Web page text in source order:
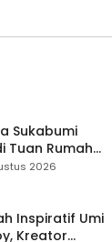
Sukabumi
Tuan Rumah
Batu Akik
2026
Inspiratif Umi
Kreator